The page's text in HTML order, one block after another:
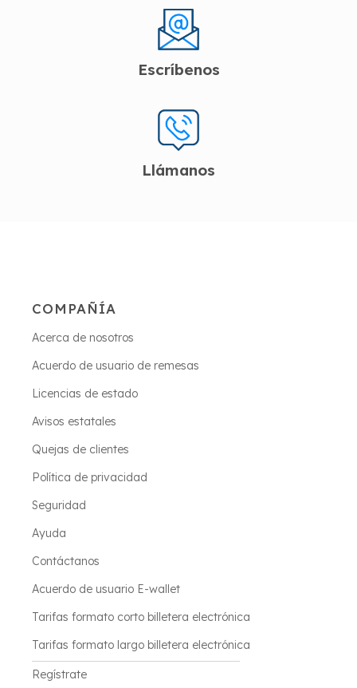
Escríbenos
Llámanos
COMPAÑÍA
Acerca de nosotros
Acuerdo de usuario de remesas
Licencias de estado
Avisos estatales
Quejas de clientes
Política de privacidad
Seguridad
Ayuda
Contáctanos
Acuerdo de usuario E-wallet
Tarifas formato corto billetera electrónica
Tarifas formato largo billetera electrónica
Regístrate